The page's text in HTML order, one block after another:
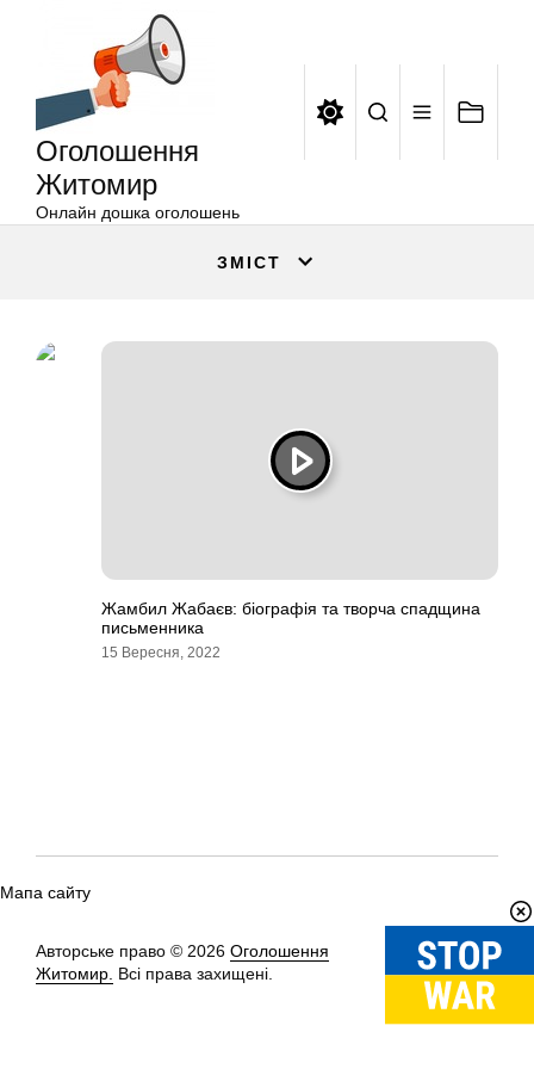
Оголошення
Житомир
Онлайн дошка оголошень
ЗМІСТ
Жамбил Жабаєв: біографія та творча спадщина
письменника
15 Вересня, 2022
Мапа сайту
Авторське право © 2026 Оголошення
Житомир. Всі права захищені.
Вгору↑